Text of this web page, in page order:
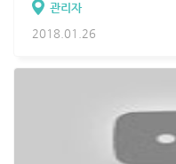
관리자
2018.01.26